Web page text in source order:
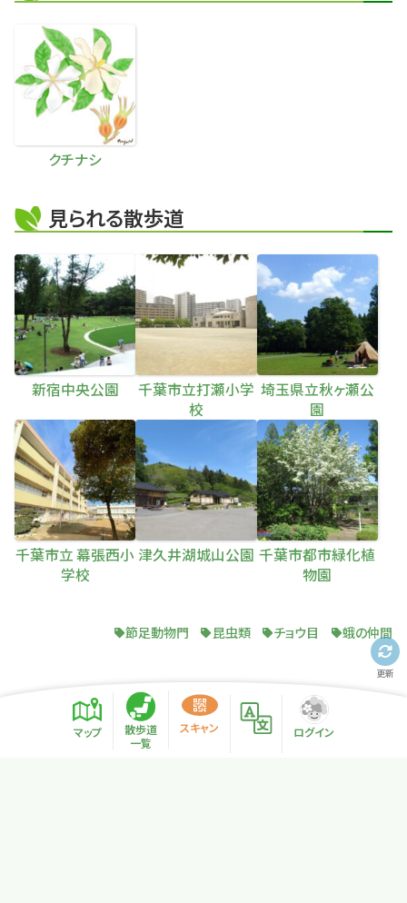
クチナシ
見られる散歩道
新宿中央公園
千葉市立打瀬小学
校
埼玉県立秋ヶ瀬公
園
千葉市立 幕張西小
学校
津久井湖城山公園 千葉市都市緑化植
物園
節足動物門 昆虫類 チョウ目 蛾の仲間
更新
マップ
散歩道
一覧
スキャン ログイン